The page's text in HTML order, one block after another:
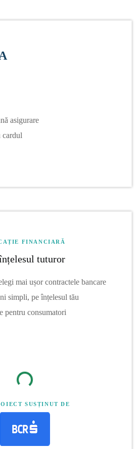
asigurare
cardul
FINANCIARĂ
tuturor
mai ușor contractele bancare
simpli, pe înțelesul tău
pentru consumatori
SUSȚINUT DE